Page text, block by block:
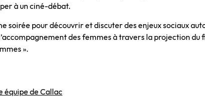
à un ciné-débat.
soirée pour découvrir et discuter des enjeux sociaux
des femmes à travers la projection du
».
équipe de Callac